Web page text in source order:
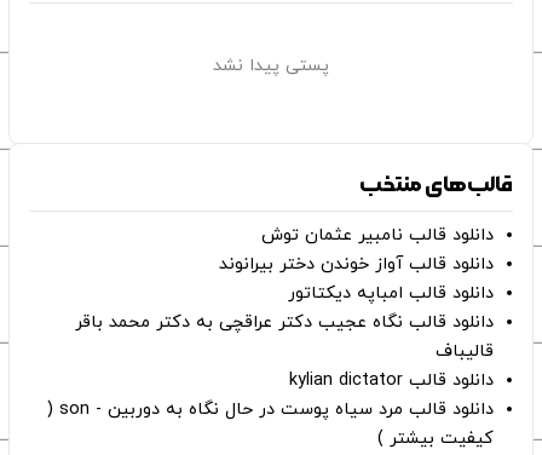
پستی پیدا نشد
قالب‌های منتخب
دانلود قالب نامبیر عثمان ‌توش
دانلود قالب آواز خوندن دختر بیرانوند
دانلود قالب امباپه دیکتاتور
دانلود قالب نگاه عجیب دکتر عراقچی به دکتر محمد باقر
قالیباف
دانلود قالب kylian dictator
دانلود قالب مرد سیاه پوست در حال نگاه به دوربین - son (
کیفیت بیشتر )